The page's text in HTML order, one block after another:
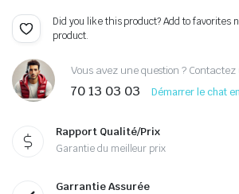
Did you like this product? Add to favorites
product.
Vous avez une question ?
70 13 03 03 Démarrer le chat
Rapport Qualité/Prix
Garantie du meilleur prix
Garrantie Assurée